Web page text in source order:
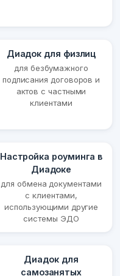
Диадок для физлиц
для безбумажного
подписания договоров и
актов с частными
клиентами
Настройка роуминга в
Диадоке
для обмена документами
с клиентами,
использующими другие
системы ЭДО
Диадок для
самозанятых